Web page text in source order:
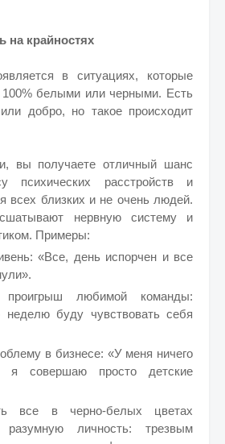
на крайностях
в ситуациях, которые
100% белыми или черными. Есть
добро, но такое происходит
вы получаете отличный шанс
психических расстройств и
всех близких и не очень людей.
нервную систему и
Примеры:
«Все, день испорчен и все
любимой команды:
буду чувствовать себя
в бизнесе: «У меня ничего
я совершаю просто детские
все в черно-белых цветах
личность: трезвым